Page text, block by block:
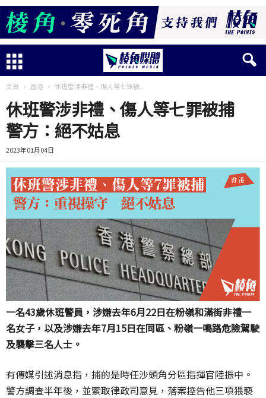
主頁 香港 休班警涉非禮、傷人等七罪被...
休班警涉非禮、傷人等七罪被捕
警方：絕不姑息
2023年01月04日
一名43歲休班警員，涉嫌去年6月22日在粉嶺和滿街非禮一
名女子，以及涉嫌去年7月15日在同區、粉嶺一鳴路危險駕駛
及襲擊三名人士。
有傳媒引述消息指，捕的是時任沙頭角分區指揮官陸振中。
警方調查半年後，並索取律政司意見，落案控告他三項猥褻